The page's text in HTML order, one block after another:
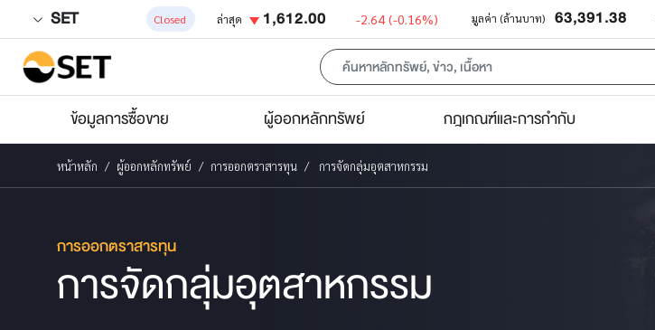
SET Closed ล่าสุด 1,612.00 -2.64 (-0.16%) มูลค่า (ล้านบาท) 63,391.38
ข้อมูลการซื้อขาย ผู้ออกหลักทรัพย์ กฎเกณฑ์และการกำกับ
หน้าหลัก ผู้ออกหลักทรัพย์ การออกตราสารทุน การจัดกลุ่มอุตสาหกรรม
การออกตราสารทุน
การจัดกลุ่มอุตสาหกรรม